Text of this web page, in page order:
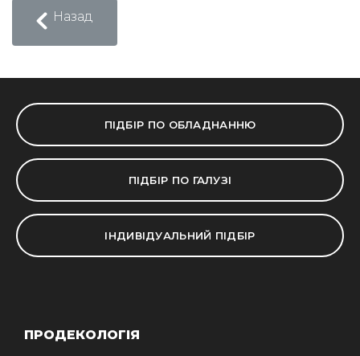
Назад
ПІДБІР ПО ОБЛАДНАННЮ
ПІДБІР ПО ГАЛУЗІ
ІНДИВІДУАЛЬНИЙ ПІДБІР
ПРОДЕКОЛОГІЯ